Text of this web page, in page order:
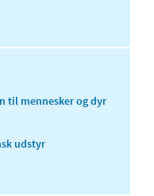
til mennesker og dyr
udstyr